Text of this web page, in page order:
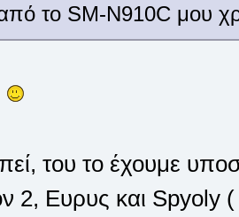
το SM-N910C μου
του το έχουμε
2, Ευρυς και